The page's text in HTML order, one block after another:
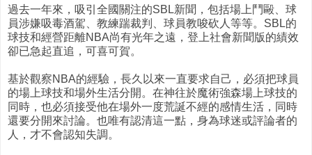
過去一年來，吸引全國關注的SBL新聞，包括場上鬥毆、球
員涉嫌吸毒酒駕、教練踹裁判、球員教唆砍人等等。SBL的
球技和經營距離NBA尚有光年之遠，登上社會新聞版的績效
卻已急起直追，可喜可賀。
基於觀察NBA的經驗，長久以來一直要求自己，必須把球員
的場上球技和場外生活分開。在神往於魔術強森場上球技的
同時，也必須接受他在場外一度荒誕不經的感情生活，同時
還要分開來討論。也唯有認清這一點，身為球迷或評論者的
人，才不會認知失調。